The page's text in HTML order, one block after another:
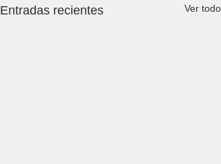
Entradas recientes Ver todo